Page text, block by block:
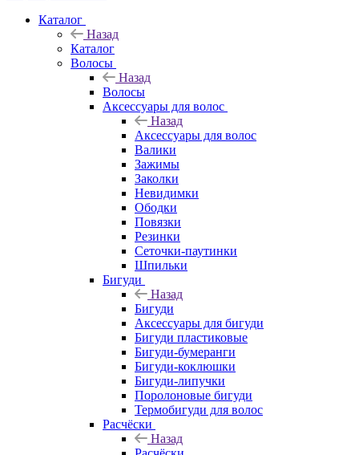
Каталог
Назад
Каталог
Волосы
Назад
Волосы
Аксессуары для волос
Назад
Аксессуары для волос
Валики
Зажимы
Заколки
Невидимки
Ободки
Повязки
Резинки
Сеточки-паутинки
Шпильки
Бигуди
Назад
Бигуди
Аксессуары для бигуди
Бигуди пластиковые
Бигуди-бумеранги
Бигуди-коклюшки
Бигуди-липучки
Поролоновые бигуди
Термобигуди для волос
Расчёски
Назад